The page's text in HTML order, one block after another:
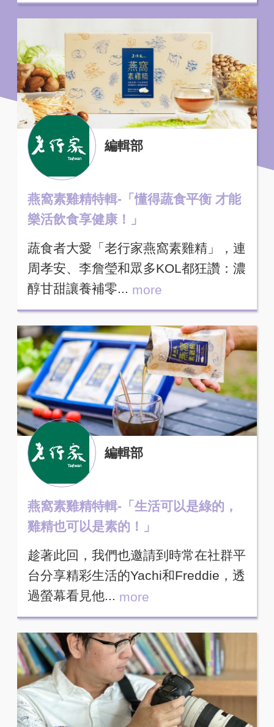
編輯部
燕窩素雞精特輯-「懂得蔬食平衡 才能
樂活飲食享健康！」
蔬食者大愛「老行家燕窩素雞精」，連
周孝安、李詹瑩和眾多KOL都狂讚：濃
醇甘甜讓養補零... more
編輯部
燕窩素雞精特輯-「生活可以是綠的，
雞精也可以是素的！」
趁著此回，我們也邀請到時常在社群平
台分享精彩生活的Yachi和Freddie，透
過螢幕看見他... more